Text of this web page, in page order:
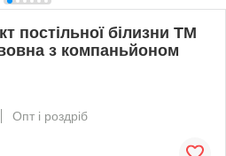
постільної білизни ТМ
з компаньйоном
Опт і роздріб